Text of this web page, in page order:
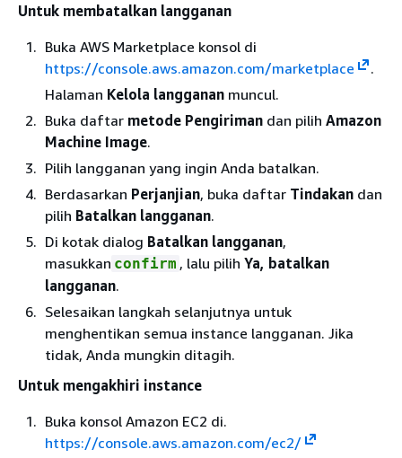
Untuk membatalkan langganan
Buka AWS Marketplace konsol di
https://console.aws.amazon.com/marketplace
.
Halaman Kelola langganan muncul.
Buka daftar metode Pengiriman dan pilih Amazon
Machine Image.
Pilih langganan yang ingin Anda batalkan.
Berdasarkan Perjanjian, buka daftar Tindakan dan
pilih Batalkan langganan.
Di kotak dialog Batalkan langganan,
masukkan confirm , lalu pilih Ya, batalkan
langganan.
Selesaikan langkah selanjutnya untuk
menghentikan semua instance langganan. Jika
tidak, Anda mungkin ditagih.
Untuk mengakhiri instance
Buka konsol Amazon EC2 di.
https://console.aws.amazon.com/ec2/